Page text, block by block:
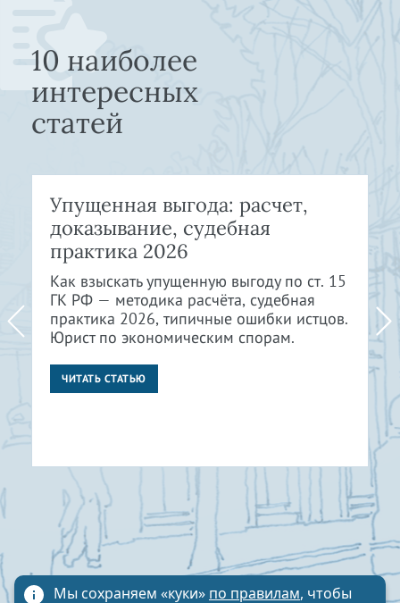
10 наиболее
интересных
статей
Упущенная выгода: расчет,
доказывание, судебная
практика 2026
Как взыскать упущенную выгоду по ст. 15
ГК РФ — методика расчёта, судебная
практика 2026, типичные ошибки истцов.
Юрист по экономическим спорам.
ЧИТАТЬ СТАТЬЮ
Мы сохраняем «куки» по правилам, чтобы